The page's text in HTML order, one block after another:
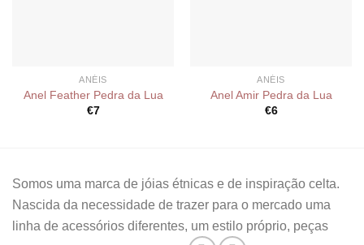
ANÉIS
Anel Feather Pedra da Lua
€7
ANÉIS
Anel Amir Pedra da Lua
€6
Somos uma marca de jóias étnicas e de inspiração celta.
Nascida da necessidade de trazer para o mercado uma
linha de acessórios diferentes, um estilo próprio, peças